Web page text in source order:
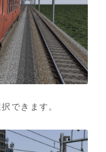
できます。